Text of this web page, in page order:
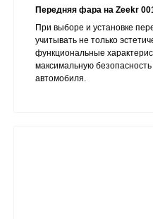
Передняя фара на Zeekr
При выборе и установке
учитывать не только
функциональные
максимальную
автомобиля.